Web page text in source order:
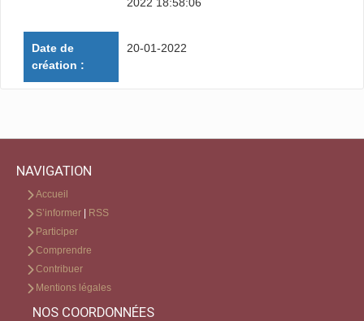
Date de
création :
20-01-2022
NAVIGATION
Accueil
S’informer|
RSS
Participer
Comprendre
Contribuer
Mentions légales
NOS COORDONNÉES